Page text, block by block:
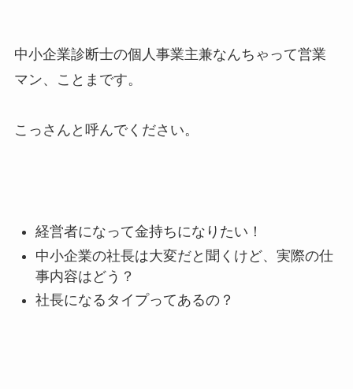
中小企業診断士の個人事業主兼なんちゃって営業
マン、ことまです。
こっさんと呼んでください。
経営者になって金持ちになりたい！
中小企業の社長は大変だと聞くけど、実際の仕
事内容はどう？
社長になるタイプってあるの？